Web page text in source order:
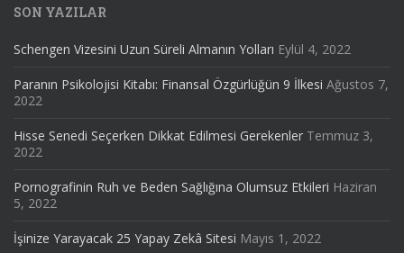
SON YAZILAR
Schengen Vizesini Uzun Süreli Almanın Yolları Eylül 4, 2022
Paranın Psikolojisi Kitabı: Finansal Özgürlüğün 9 İlkesi Ağustos 7,
2022
Hisse Senedi Seçerken Dikkat Edilmesi Gerekenler Temmuz 3,
2022
Pornografinin Ruh ve Beden Sağlığına Olumsuz Etkileri Haziran
5, 2022
İşinize Yarayacak 25 Yapay Zekâ Sitesi Mayıs 1, 2022